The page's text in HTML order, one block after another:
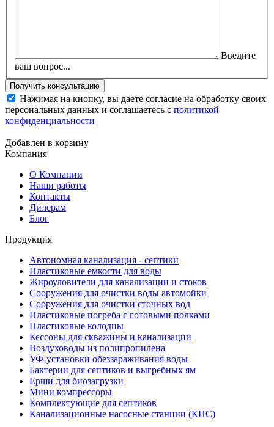
Введите
ваш вопрос...
Нажимая на кнопку, вы даете согласие на обработку своих
персональных данных и соглашаетесь с политикой
конфиденциальности
Добавлен в корзину
Компания
О Компании
Наши работы
Контакты
Дилерам
Блог
Продукция
Автономная канализация - септики
Пластиковые емкости для воды
Жироуловители для канализации и стоков
Сооружения для очистки воды автомойки
Сооружения для очистки сточных вод
Пластиковые погреба с готовыми полками
Пластиковые колодцы
Кессоны для скважины и канализации
Воздуховоды из полипропилена
УФ-установки обеззараживания воды
Бактерии для септиков и выгребных ям
Ерши для биозагрузки
Мини компрессоры
Комплектующие для септиков
Канализационные насосные станции (КНС)